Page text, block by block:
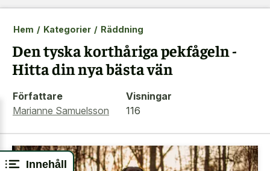
Innehåll
Hem / Kategorier / Räddning
Den tyska korthåriga pekfågeln -
Hitta din nya bästa vän
Författare
Marianne Samuelsson
Visningar
116